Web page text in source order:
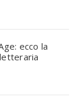
ecco la